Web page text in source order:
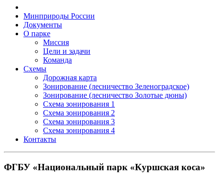
Минприроды России
Документы
О парке
Миссия
Цели и задачи
Команда
Схемы
Дорожная карта
Зонирование (лесничество Зеленоградское)
Зонирование (лесничество Золотые дюны)
Схема зонирования 1
Схема зонирования 2
Схема зонирования 3
Схема зонирования 4
Контакты
ФГБУ «Национальный парк «Куршская коса»